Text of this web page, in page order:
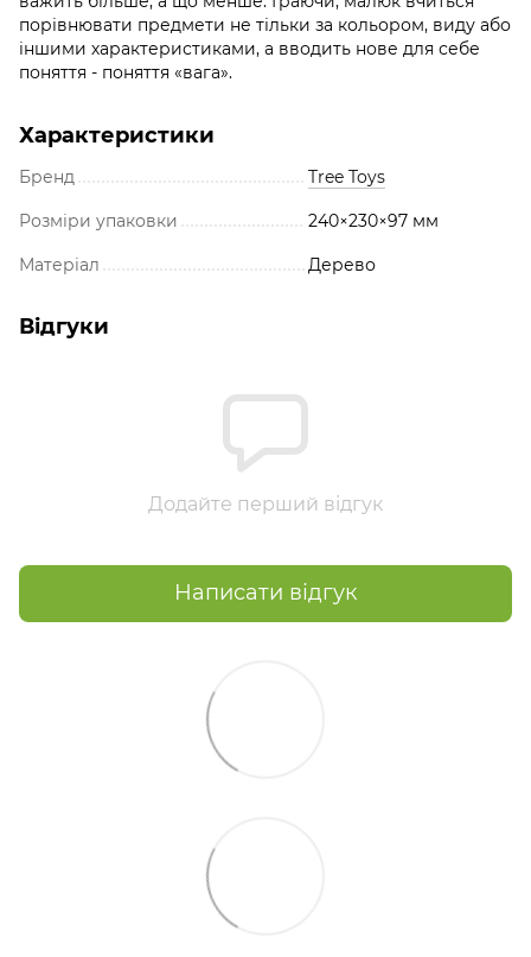
порівнювати предмети не тільки за кольором, виду або
іншими характеристиками, а вводить нове для себе
поняття - поняття «вага».
Характеристики
Бренд Tree Toys
Розміри упаковки 240×230×97 мм
Матеріал Дерево
Відгуки
Додайте перший відгук
Написати відгук